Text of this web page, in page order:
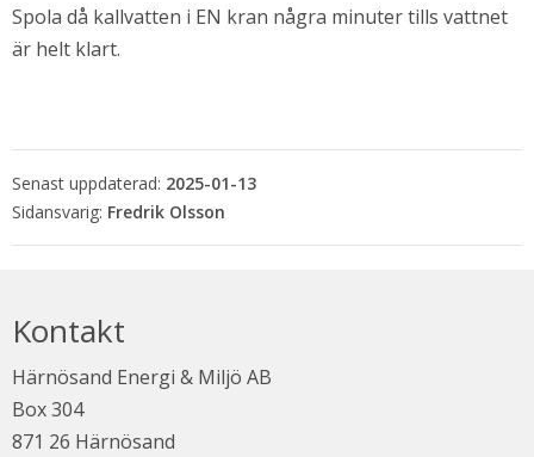
Spola då kallvatten i EN kran några minuter tills vattnet
är helt klart.
Senast uppdaterad: 2025-01-13
Fredrik Olsson
Kontakt
Härnösand Energi & Miljö AB
Box 304
871 26 Härnösand